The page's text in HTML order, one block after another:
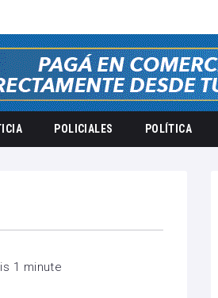
POLICIALES POLÍTICA
1 minute